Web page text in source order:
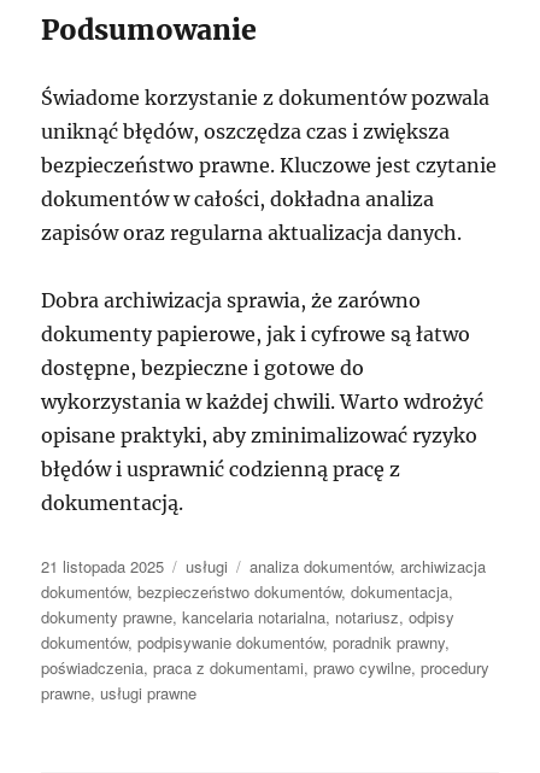
Podsumowanie
Świadome korzystanie z dokumentów pozwala
uniknąć błędów, oszczędza czas i zwiększa
bezpieczeństwo prawne. Kluczowe jest czytanie
dokumentów w całości, dokładna analiza
zapisów oraz regularna aktualizacja danych.
Dobra archiwizacja sprawia, że zarówno
dokumenty papierowe, jak i cyfrowe są łatwo
dostępne, bezpieczne i gotowe do
wykorzystania w każdej chwili. Warto wdrożyć
opisane praktyki, aby zminimalizować ryzyko
błędów i usprawnić codzienną pracę z
dokumentacją.
Data
publikacji
21 listopada 2025 Kategorie
usługi Tagi
analiza dokumentów,archiwizacja
dokumentów,bezpieczeństwo dokumentów,dokumentacja,
dokumenty prawne,kancelaria notarialna, notariusz,odpisy
dokumentów,podpisywanie dokumentów,poradnik prawny,
poświadczenia,praca z dokumentami,prawo cywilne,procedury
prawne, usługi prawne